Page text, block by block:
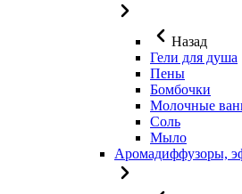
Назад
Гели для душа
Пены
Бомбочки
Молочные
Соль
Мыло
Аромадиффузоры,